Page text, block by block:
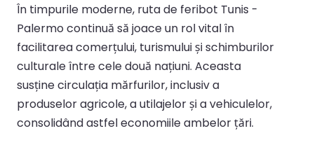
În timpurile moderne, ruta de feribot Tunis -
Palermo continuă să joace un rol vital în
facilitarea comerțului, turismului și schimburilor
culturale între cele două națiuni. Aceasta
susține circulația mărfurilor, inclusiv a
produselor agricole, a utilajelor și a vehiculelor,
consolidând astfel economiile ambelor țări.